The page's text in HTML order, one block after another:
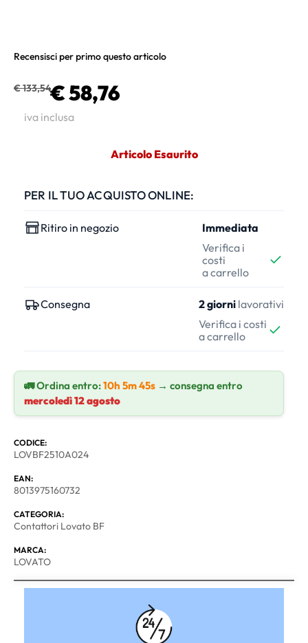
Recensisci per primo questo articolo
€ 133,54€ 58,76
iva inclusa
Articolo Esaurito
PER IL TUO ACQUISTO ONLINE:
Ritiro in negozio
Immediata
Verifica i
costi
a carrello
Consegna 2 giorni lavorativi
Verifica i costi
a carrello
🚛 Ordina entro:10h 5m 44s → consegna entro
mercoledì 12 agosto
CODICE:
LOVBF2510A024
EAN:
8013975160732
CATEGORIA:
Contattori Lovato BF
MARCA:
LOVATO